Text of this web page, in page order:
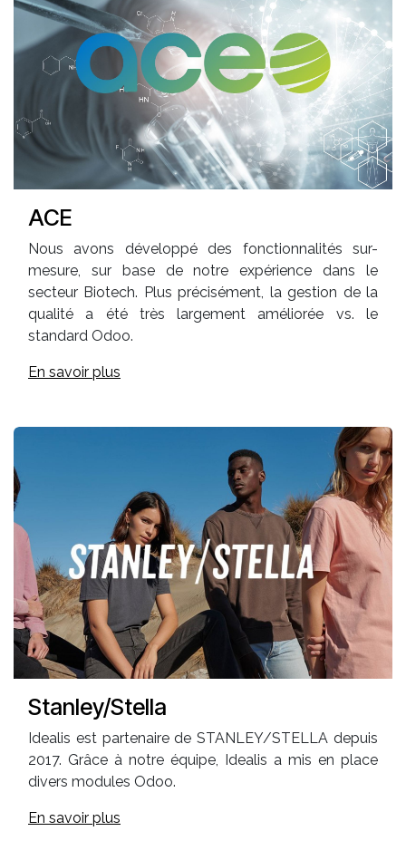
ACE
Nous avons développé des fonctionnalités sur-
mesure, sur base de notre expérience dans le
secteur Biotech. Plus précisément, la gestion de la
qualité a été très largement améliorée vs. le
standard Odoo.
En savoir plus
Stanley/Stella
Idealis est partenaire de STANLEY/STELLA depuis
2017. Grâce à notre équipe, Idealis a mis en place
divers modules Odoo.
En savoir plus